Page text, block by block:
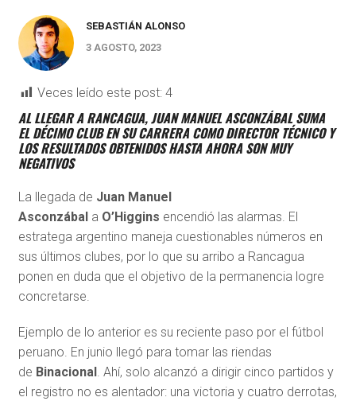
SEBASTIÁN ALONSO
3 AGOSTO, 2023
Veces leído este post: 4
AL LLEGAR A RANCAGUA, JUAN MANUEL ASCONZÁBAL SUMA
EL DÉCIMO CLUB EN SU CARRERA COMO DIRECTOR TÉCNICO Y
LOS RESULTADOS OBTENIDOS HASTA AHORA SON MUY
NEGATIVOS
La llegada de Juan Manuel
Asconzábal a O’Higgins encendió las alarmas. El
estratega argentino maneja cuestionables números en
sus últimos clubes, por lo que su arribo a Rancagua
ponen en duda que el objetivo de la permanencia logre
concretarse.
Ejemplo de lo anterior es su reciente paso por el fútbol
peruano. En junio llegó para tomar las riendas
de Binacional . Ahí, solo alcanzó a dirigir cinco partidos y
el registro no es alentador: una victoria y cuatro derrotas,